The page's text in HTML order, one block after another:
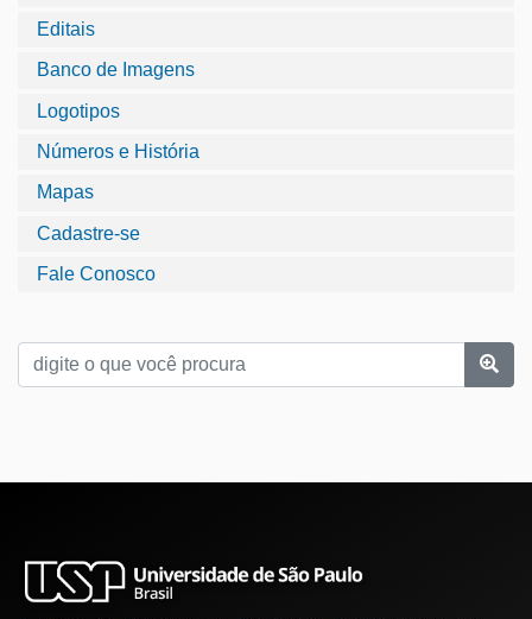
Editais
Banco de Imagens
Logotipos
Números e História
Mapas
Cadastre-se
Fale Conosco